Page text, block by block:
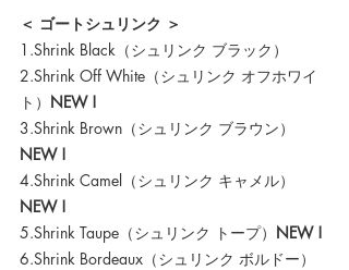
＜ ゴートシュリンク ＞
1.Shrink Black（シュリンク ブラック）
2.Shrink Off White（シュリンク オフホワイ
ト） NEW !
3.Shrink Brown（シュリンク ブラウン）
NEW !
4.Shrink Camel（シュリンク キャメル）
NEW !
5.Shrink Taupe（シュリンク トープ） NEW !
6.Shrink Bordeaux（シュリンク ボルドー）